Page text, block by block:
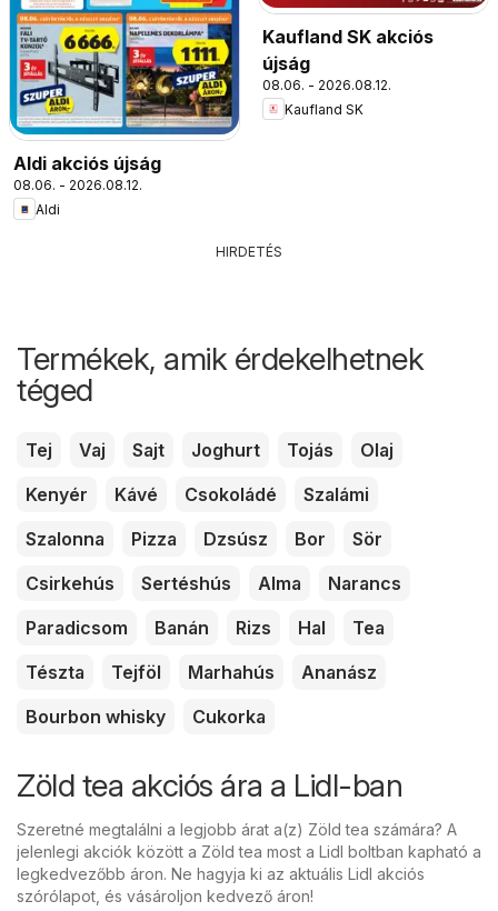
Aldi akciós újság
08.06. - 2026.08.12.
Aldi
Kaufland SK akciós
újság
08.06. - 2026.08.12.
Kaufland SK
HIRDETÉS
Termékek, amik érdekelhetnek
téged
Tej Vaj Sajt Joghurt Tojás
Olaj
Kenyér
Kávé Csokoládé
Szalámi
Szalonna
Pizza Dzsúsz Bor
Sör
Csirkehús
Sertéshús Alma
Narancs
Paradicsom
Banán Rizs Hal
Tea
Tészta
Tejföl Marhahús
Ananász
Bourbon whisky
Cukorka
Zöld tea akciós ára a Lidl-ban
Szeretné megtalálni a legjobb árat a(z) Zöld tea számára? A
jelenlegi akciók között a Zöld tea most a Lidl boltban kapható a
legkedvezőbb áron. Ne hagyja ki az aktuális Lidl akciós
szórólapot, és vásároljon kedvező áron!